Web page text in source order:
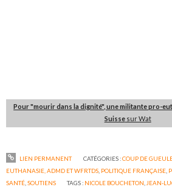
Pour "mourir dans la dignité", une militante pro-
Suissesur Wat
LIEN PERMANENT CATÉGORIES :COUP DE
EUTHANASIE, ADMD ET WFRTDS POLITIQUE FRANÇAISE
SANTÉ ,SOUTIENS TAGS : NICOLE BOUCHETON JEAN-